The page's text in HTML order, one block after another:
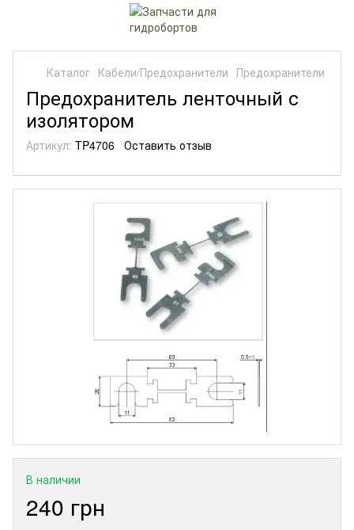
Каталог Кабели/Предохранители Предохранители
Предохранитель ленточный с
изолятором
Артикул: TP4706 Оставить отзыв
В наличии
240 грн